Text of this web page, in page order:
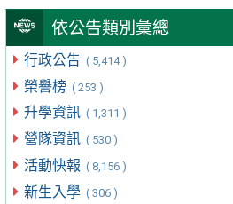
依公告類別彙總
行政公告 ( 5,414 )
榮譽榜 ( 253 )
升學資訊 ( 1,311 )
營隊資訊 ( 530 )
活動快報 ( 8,156 )
新生入學 ( 306 )